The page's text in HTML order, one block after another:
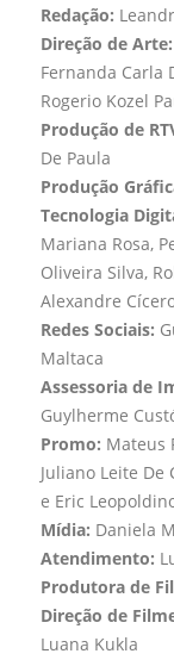
Redação:
Direção de Arte:
Fernanda Carla
Rogerio Kozel
Produção de
De Paula
Produção
Tecnologia
Mariana Rosa,
Oliveira Silva,
Alexandre
Redes Sociais:
Maltaca
Assessoria de
Guylherme
Promo: Mateus
Juliano Leite De
e Eric
Mídia: Daniela
Atendimento:
Produtora de
Direção de
Luana Kukla